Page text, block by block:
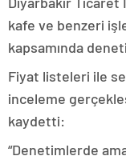
kafe ve benzeri
kapsamında
Fiyat listeleri ile
inceleme
kaydetti:
“Denetimlerde